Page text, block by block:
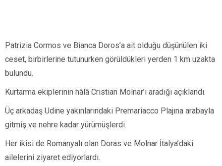
Patrizia Cormos ve Bianca Doros’a ait olduğu düşünülen iki
ceset, birbirlerine tutunurken görüldükleri yerden 1 km uzakta
bulundu.
Kurtarma ekiplerinin hâlâ Cristian Molnar’ı aradığı açıklandı.
Üç arkadaş Udine yakınlarındaki Premariacco Plajına arabayla
gitmiş ve nehre kadar yürümüşlerdi.
Her ikisi de Romanyalı olan Doras ve Molnar İtalya’daki
ailelerini ziyaret ediyorlardı.